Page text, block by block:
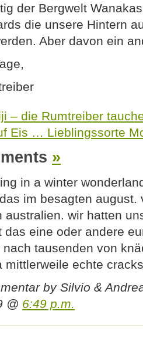
der Bergwelt
die unsere Hintern
Aber davon ein
– die Rumtreiber
Eis … Lieblingssorte
»
in a winter
im besagten august.
australien. wir hatten
das eine oder andere
nach tausenden von
mittlerweile echte
by Silvio &
@ 6:49 p.m.